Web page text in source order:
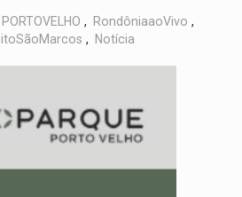
PORTOVELHO , RondôniaaoVivo ,
, Notícia